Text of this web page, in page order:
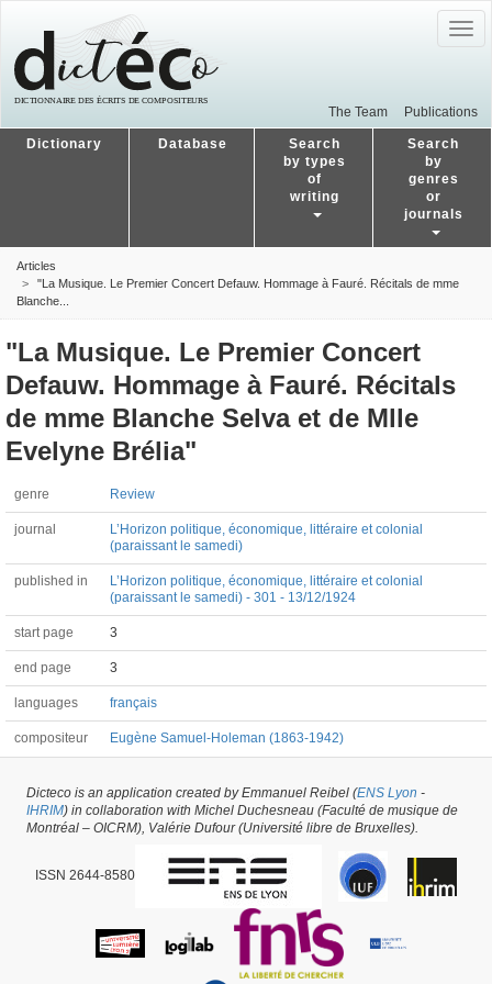
The Team Publications
Dictionary Database
Search
by types
of
writing
Search
by
genres
or
journals
Articles
"La Musique. Le Premier Concert Defauw. Hommage à Fauré. Récitals de mme
Blanche...
"La Musique. Le Premier Concert
Defauw. Hommage à Fauré. Récitals
de mme Blanche Selva et de Mlle
Evelyne Brélia"
genre Review
journal
L’Horizon politique, économique, littéraire et colonial
(paraissant le samedi)
published in
L’Horizon politique, économique, littéraire et colonial
(paraissant le samedi) - 301 - 13/12/1924
start page 3
end page 3
languages français
compositeur Eugène Samuel-Holeman (1863-1942)
Article #13869 - latest update on 29/05/2026,created on 14/03/2017 by
Chiwy
Dicteco is an application created by Emmanuel Reibel (ENS Lyon -
IHRIM) in collaboration with Michel Duchesneau (Faculté de musique de
Montréal – OICRM), Valérie Dufour (Université libre de Bruxelles).
ISSN 2644-8580